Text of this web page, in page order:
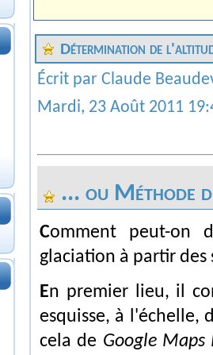
Détermination de
Écrit par Claude
Mardi, 23 Août 2011
... ou Méthode
Comment peut-on déterminer le tracé d'un glacier de vallée d'une
glaciation à partir des
En premier lieu, il convient d'établir, avec un programme de dessin, une
esquisse, à l'échelle,
cela de Google Maps